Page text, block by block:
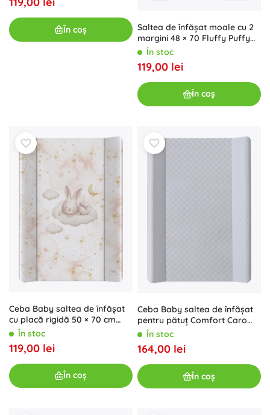
În coș
Saltea de înfășat moale cu 2
margini 48 × 70 Fluffy Puffy
ursuleț
În stoc
119,00 lei
În coș
Ceba Baby saltea de înfășat
cu placă rigidă 50 × 70 cm
Ultra Light Birthday Bunny
În stoc
119,00 lei
În coș
Ceba Baby saltea de înfășat
pentru pătuț Comfort Caro
Grey 50 × 70 cm cu placă
În stoc
164,00 lei
În coș